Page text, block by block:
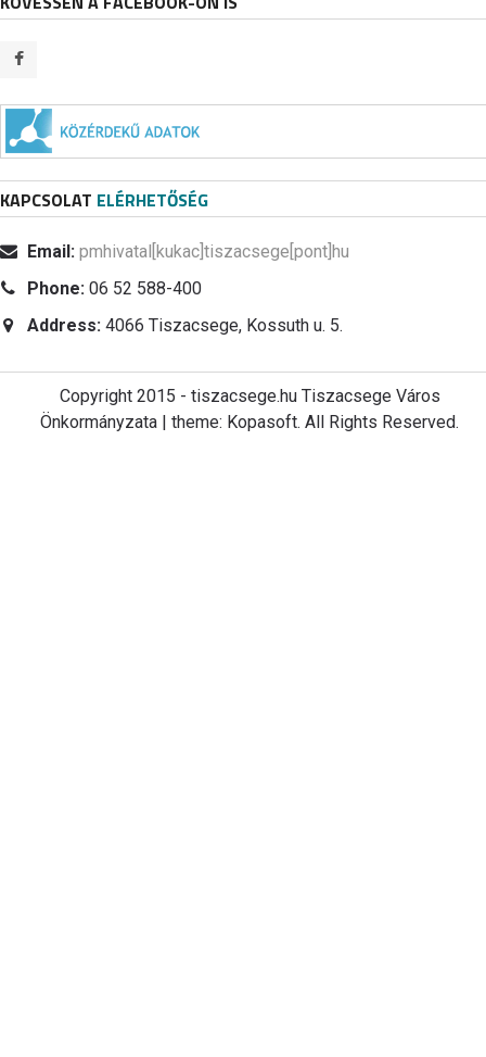
KAPCSOLAT ELÉRHETŐSÉG
Email: pmhivatal[kukac]tiszacsege[pont]hu
Phone: 06 52 588-400
Address: 4066 Tiszacsege, Kossuth u. 5.
Copyright 2015 - tiszacsege.hu Tiszacsege Város
Önkormányzata | theme: Kopasoft. All Rights Reserved.